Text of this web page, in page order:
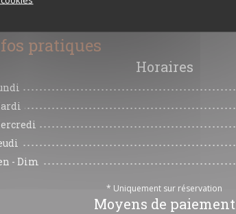
pratiques
Horaires
- Dim
* Uniquement sur réservation
Moyens de paiement